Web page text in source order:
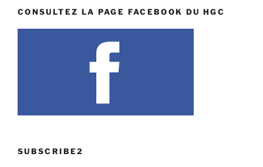
CONSULTEZ LA PAGE FACEBOOK DU HGC
SUBSCRIBE2